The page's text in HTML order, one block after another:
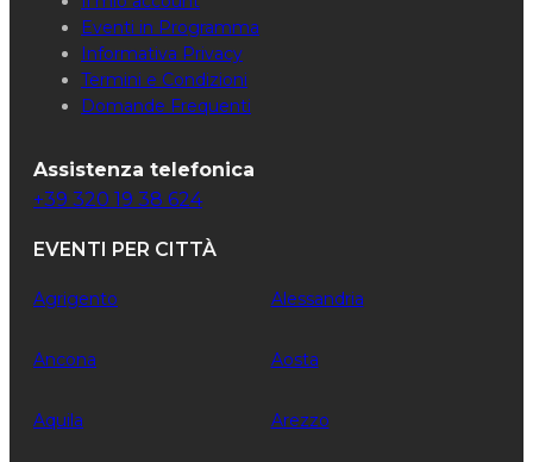
Eventi in Programma
Informativa Privacy
Termini e Condizioni
Domande Frequenti
Assistenza telefonica
+39 320 19 38 624
EVENTI PER CITTÀ
Agrigento Alessandria
Ancona Aosta
Aquila Arezzo